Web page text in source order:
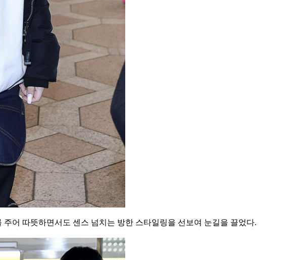
어 따뜻하면서도 센스 넘치는 방한 스타일링을 선보여 눈길을 끌었다.